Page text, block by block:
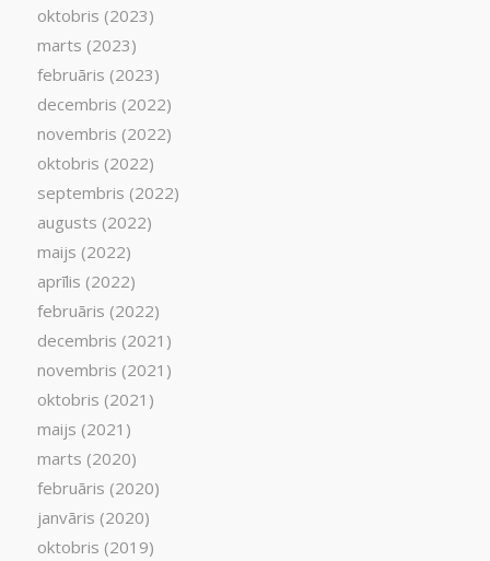
oktobris (2023)
marts (2023)
februāris (2023)
decembris (2022)
novembris (2022)
oktobris (2022)
septembris (2022)
augusts (2022)
maijs (2022)
aprīlis (2022)
februāris (2022)
decembris (2021)
novembris (2021)
oktobris (2021)
maijs (2021)
marts (2020)
februāris (2020)
janvāris (2020)
oktobris (2019)